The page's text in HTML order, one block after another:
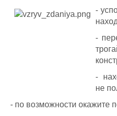
-
-
-
не
- по возможности окажите